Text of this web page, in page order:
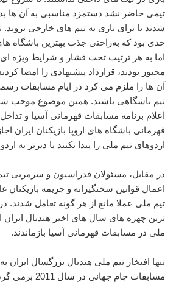
تیمی حاضر نشد دستمزد مناسبی به آن ها
شدند تا برای بازی به تیم های خارجی بروند.
حدی بود که به‌راحتی جذب بهترین باشگاه
اما به هر ترتیب تحت فشار و شرایط ویژه
مجبور بودند، قرارداد پیشنهادی را امضا
آن ها را ملزم می کرد در ایام مسابقات
تیم باشگاهی باشند. همین موضوع موجب شد
اعلام برنامه مسابقات قهرمانی آسیا و
قهرمانی باشگاه های اروپا بازیکنان ایران
اردوهای تیم ملی را پیدا نکنند یا دیرتر به
در مقابل، مسئولان فدراسیون و سرمربی
اعمال قوانین سختگیرانه و جریمه بازیکنان
تیم ملی عملا مانع از هر گونه تعامل
ترین چهره های سال های اخیر هندبال ایران
ملی در مسابقات قهرمانی آسیا بازماندند.
تنها افتخار تیم ملی هندبال بزرگسال
مسابقات جام جهانی